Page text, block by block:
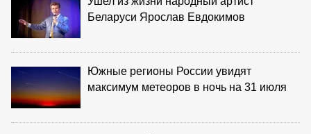
Беларуси Ярослав Евдокимов
Южные регионы России увидят
максимум метеоров в ночь на 31 июля